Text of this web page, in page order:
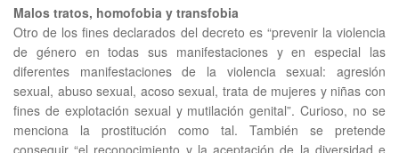
Malos tratos, homofobia y transfobia
Otro de los fines declarados del decreto es “prevenir la violencia
de género en todas sus manifestaciones y en especial las
diferentes manifestaciones de la violencia sexual: agresión
sexual, abuso sexual, acoso sexual, trata de mujeres y niñas con
fines de explotación sexual y mutilación genital”. Curioso, no se
menciona la prostitución como tal. También se pretende
conseguir “el reconocimiento y la aceptación de la diversidad e